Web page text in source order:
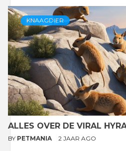
KNAAGDIER
ALLES OVER DE VIRAL
BY PETMANIA 2 JAAR AGO